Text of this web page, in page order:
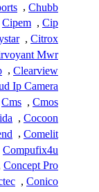
Chubb
,
Cip
,
Cipem
Citrox
,
Mwr
Clearview
,
Ip Camera
Cmos
,
Cms
Cocoon
,
Comelit
,
Compufix4u
Concept Pro
Conico
,